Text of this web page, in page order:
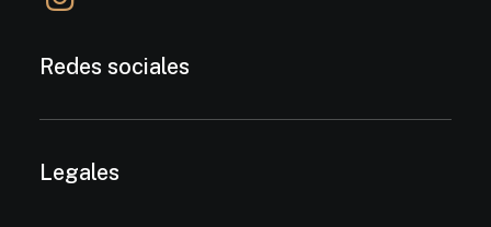
Redes sociales
Legales